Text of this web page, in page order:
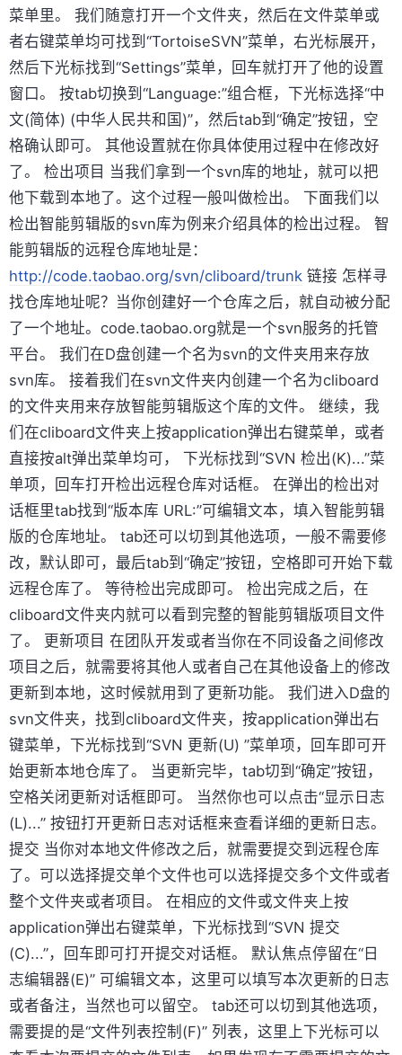
菜单里。 我们随意打开一个文件夹，然后在文件菜单或
者右键菜单均可找到“TortoiseSVN”菜单，右光标展开，
然后下光标找到“Settings”菜单，回车就打开了他的设置
窗口。 按tab切换到“Language:”组合框，下光标选择“中
文(简体) (中华人民共和国)”，然后tab到“确定”按钮，空
格确认即可。 其他设置就在你具体使用过程中在修改好
了。 检出项目 当我们拿到一个svn库的地址，就可以把
他下载到本地了。这个过程一般叫做检出。 下面我们以
检出智能剪辑版的svn库为例来介绍具体的检出过程。 智
能剪辑版的远程仓库地址是：
http://code.taobao.org/svn/cliboard/trunk 链接 怎样寻
找仓库地址呢？当你创建好一个仓库之后，就自动被分配
了一个地址。code.taobao.org就是一个svn服务的托管
平台。 我们在D盘创建一个名为svn的文件夹用来存放
svn库。 接着我们在svn文件夹内创建一个名为cliboard
的文件夹用来存放智能剪辑版这个库的文件。 继续，我
们在cliboard文件夹上按application弹出右键菜单，或者
直接按alt弹出菜单均可， 下光标找到“SVN 检出(K)...”菜
单项，回车打开检出远程仓库对话框。 在弹出的检出对
话框里tab找到“版本库 URL:”可编辑文本，填入智能剪辑
版的仓库地址。 tab还可以切到其他选项，一般不需要修
改，默认即可，最后tab到“确定”按钮，空格即可开始下载
远程仓库了。 等待检出完成即可。 检出完成之后，在
cliboard文件夹内就可以看到完整的智能剪辑版项目文件
了。 更新项目 在团队开发或者当你在不同设备之间修改
项目之后，就需要将其他人或者自己在其他设备上的修改
更新到本地，这时候就用到了更新功能。 我们进入D盘的
svn文件夹，找到cliboard文件夹，按application弹出右
键菜单，下光标找到“SVN 更新(U) ”菜单项，回车即可开
始更新本地仓库了。 当更新完毕，tab切到“确定”按钮，
空格关闭更新对话框即可。 当然你也可以点击“显示日志
(L)...” 按钮打开更新日志对话框来查看详细的更新日志。
提交 当你对本地文件修改之后，就需要提交到远程仓库
了。可以选择提交单个文件也可以选择提交多个文件或者
整个文件夹或者项目。 在相应的文件或文件夹上按
application弹出右键菜单，下光标找到“SVN 提交
(C)...”，回车即可打开提交对话框。 默认焦点停留在“日
志编辑器(E)” 可编辑文本，这里可以填写本次更新的日志
或者备注，当然也可以留空。 tab还可以切到其他选项，
需要提的是“文件列表控制(F)” 列表，这里上下光标可以